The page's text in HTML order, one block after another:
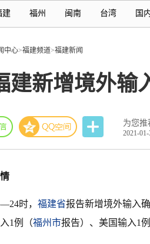
建 福州 闽南 台湾 国
中心>福建频道>福建新闻
建新增境外输
为您推
2021-
时， 福建省报告新增境外输入
1例（福州市报告）、美国输入1